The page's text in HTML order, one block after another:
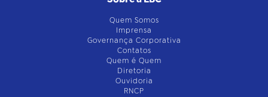
Quem Somos
Imprensa
Governança Corporativa
Contatos
Quem é Quem
Diretoria
Ouvidoria
RNCP